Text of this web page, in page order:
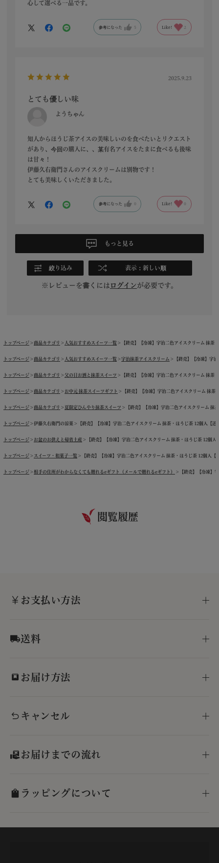
心して選べる一品です。
参考になった 5 Like! 2
2025.9.23
とても優しい味
ようちゃん
知人からほうじ茶アイスの美味しいのを食べたいとリクエスト
があり、今回の購入に、、某有名アイスをたまに食べるも後味
は甘々！
伊藤久右衛門さんのアイスクリームは別物です！
とても美味しくいただきました。
参考になった Like!
もっと見る
絞り込み 表示：新しい順
※レビューを書くには ログインが必要です。
トップページ 商品カテゴリ 人気おすすめスイーツ一覧 【終売】【冷凍】宇治二色アイスクリーム 抹
トップページ 商品カテゴリ 人気おすすめスイーツ一覧 宇治抹茶アイスクリーム 【終売】【冷凍】宇
トップページ 商品カテゴリ 父の日お酒と抹茶スイーツ 【終売】【冷凍】宇治二色アイスクリーム 抹
トップページ 商品カテゴリ お中元 抹茶スイーツギフト 【終売】【冷凍】宇治二色アイスクリーム 抹
トップページ 商品カテゴリ 夏限定ひんやり抹茶スイーツ 【終売】【冷凍】宇治二色アイスクリーム
トップページ 伊藤久右衛門の涼菓 【終売】【冷凍】宇治二色アイスクリーム 抹茶・ほうじ茶 12個入【
トップページ お盆のお供えと帰省土産 【終売】【冷凍】宇治二色アイスクリーム 抹茶・ほうじ茶 12個
トップページ スイーツ・和菓子一覧 【終売】【冷凍】宇治二色アイスクリーム 抹茶・ほうじ茶 12個入
トップページ 相手の住所がわからなくても贈れるeギフト（メールで贈れるeギフト） 【終売】【冷凍】
閲覧履歴
お支払い方法
送料
お届け方法
キャンセル
お届けまでの流れ
ラッピングについて